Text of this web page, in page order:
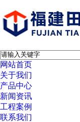
网站首页
关于我们
产品中心
新闻资讯
工程案例
联系我们